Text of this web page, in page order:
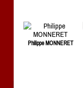
Philippe MONNERET